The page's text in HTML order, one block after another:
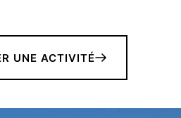
UNE ACTIVITÉ